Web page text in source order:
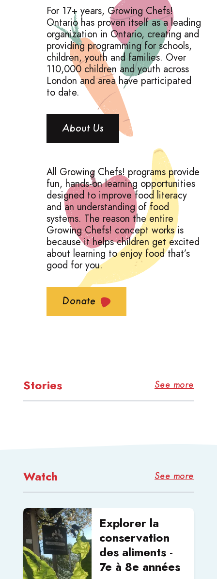
For 17+ years, Growing Chefs!
Ontario has proven itself as a leading
organization in Ontario, creating and
providing programming for schools,
children, youth and families. Over
110,000 children and youth across
London and area have participated
to date.
About Us
All Growing Chefs! programs provide
fun, hands-on learning opportunities
designed to improve food literacy
and an understanding of food
systems. The reason the entire
Growing Chefs! concept works is
because it helps children get excited
about learning to enjoy food that’s
good for you.
Donate
Stories See more
Watch See more
Explorer la
conservation
des aliments -
7e à 8e années
Read more about Explorer la conservation des